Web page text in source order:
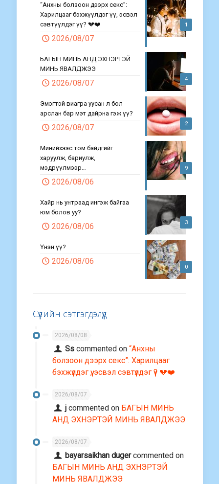
1
“Анхны болзоон дээрх секс”:
Харилцааг бэхжүүлдэг үү, эсвэл
сэвтүүлдэг үү? 💔❤️
2026/08/07
4
БАГЫН МИНЬ АНД ЭХНЭРТЭЙ
МИНЬ ЯВАЛДЖЭЭ
2026/08/07
2
Эмэгтэй виагра уусан л бол
арслан бар мэт дайрна гэж үү?
2026/08/07
9
Минийхээс том байдгийг
харуулж, бариулж,
мэдрүүлмээр…
2026/08/06
3
Хайр нь унтраад ингэж байгаа
юм болов уу?
2026/08/06
0
Үнэн үү?
2026/08/06
Сүүлийн сэтгэгдэлүүд
2026/08/08
Ss commented on“Анхны
болзоон дээрх секс”: Харилцааг
бэхжүүлдэг үү, эсвэл сэвтүүлдэг үү? 💔❤️
2026/08/07
j commented on БАГЫН МИНЬ
АНД ЭХНЭРТЭЙ МИНЬ ЯВАЛДЖЭЭ
2026/08/07
bayarsaikhan dugercommented on
БАГЫН МИНЬ АНД ЭХНЭРТЭЙ
МИНЬ ЯВАЛДЖЭЭ